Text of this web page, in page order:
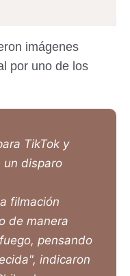
imágenes
por uno de los
TikTok y
un disparo
filmación
de manera
pensando
indicaron